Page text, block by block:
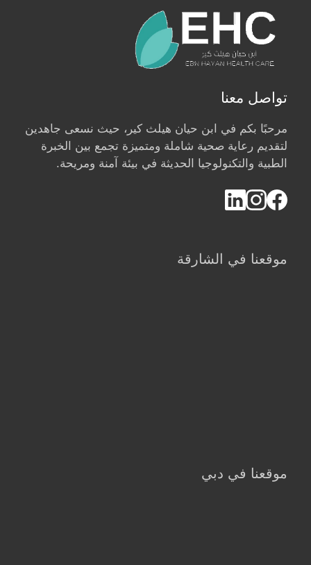
تواصل معنا
مرحبًا بكم في ابن حيان هيلث كير، حيث نسعى جاهدين
لتقديم رعاية صحية شاملة ومتميزة تجمع بين الخبرة
الطبية والتكنولوجيا الحديثة في بيئة آمنة ومريحة.
موقعنا في الشارقة
موقعنا في دبي